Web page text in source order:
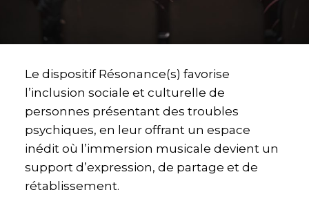
Le dispositif Résonance(s) favorise
l’inclusion sociale et culturelle de
personnes présentant des troubles
psychiques, en leur offrant un espace
inédit où l’immersion musicale devient un
support d’expression, de partage et de
rétablissement.